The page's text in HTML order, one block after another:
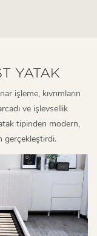
YATAK
işleme, kıvrımların
ve işlevsellik
tipinden modern,
gerçekleştirdi.